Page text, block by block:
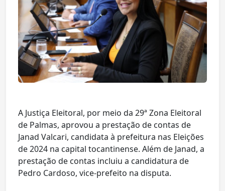
A Justiça Eleitoral, por meio da 29ª Zona Eleitoral
de Palmas, aprovou a prestação de contas de
Janad Valcari, candidata à prefeitura nas Eleições
de 2024 na capital tocantinense. Além de Janad, a
prestação de contas incluiu a candidatura de
Pedro Cardoso, vice-prefeito na disputa.